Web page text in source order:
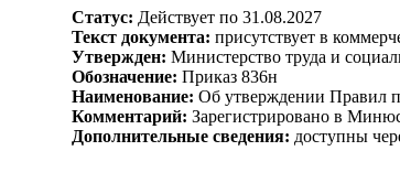
Статус: Действует по 31.08.2027
Текст документа: присутствует в
Утвержден: Министерство труда и
Обозначение: Приказ 836н
Наименование: Об утверждении Правил
Комментарий: Зарегистрировано в
Дополнительные сведения: доступны